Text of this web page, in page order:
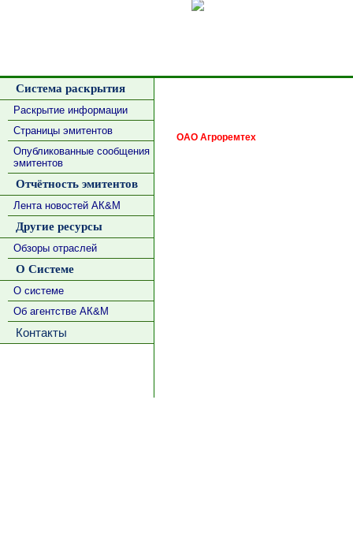
Система раскрытия
Раскрытие информации
Страницы эмитентов
Опубликованные сообщения
эмитентов
Отчётность эмитентов
Лента новостей АК&М
Другие ресурсы
Обзоры отраслей
О Системе
О системе
Об агентстве АК&М
Контакты
ОАО Агроремтех